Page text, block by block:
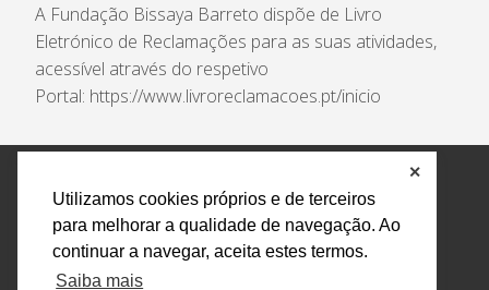
Utilizamos cookies próprios e de terceiros
para melhorar a qualidade de navegação. Ao
continuar a navegar, aceita estes termos.
Saiba mais
✕
A Fundação Bissaya Barreto dispõe de Livro
Eletrónico de Reclamações para as suas atividades,
acessível através do respetivo
Portal: https://www.livroreclamacoes.pt/inicio
Política de Privacidade e Tratamento de Dados
Encarregado de Proteção de Dados
Livro Eletrónico
de Reclamações
Canal de Denúncias
Todos os direitos reservados Design by AM. Developed by